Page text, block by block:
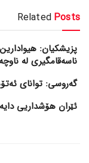
Related Posts
پزیشکیان:
ناسەقامگیری لە
گەروسی: توانای
ئێران هۆشداریی